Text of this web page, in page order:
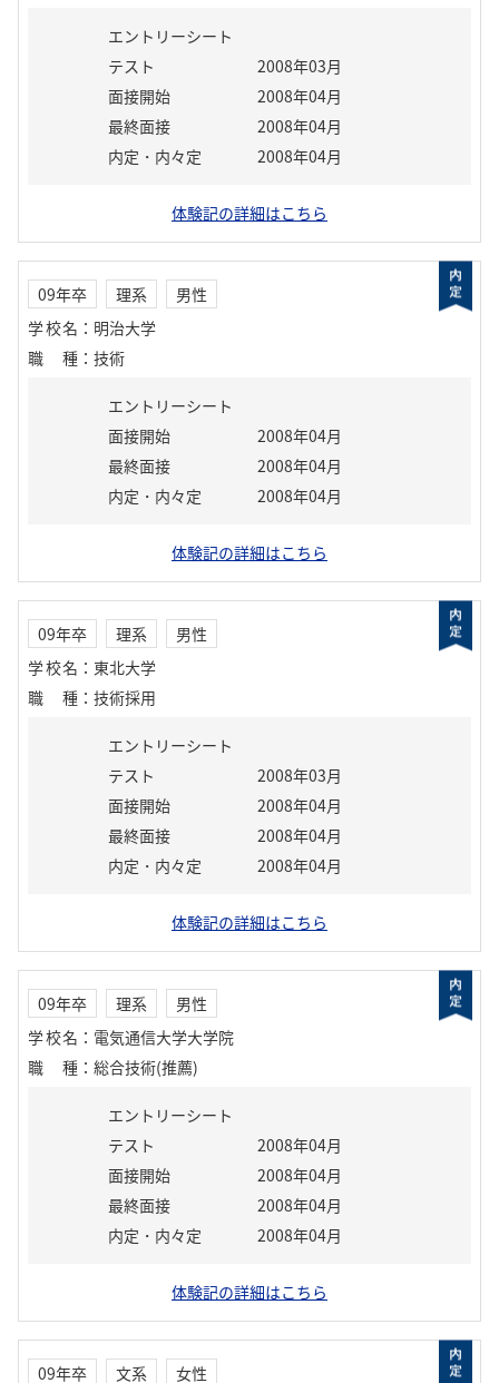
エントリーシート
テスト
2008年03月
面接開始
2008年04月
最終面接
2008年04月
内定・内々定
2008年04月
体験記の詳細はこちら
09年卒 理系
男性
学校名 ： 明治大学
職種 ： 技術
エントリーシート
面接開始
2008年04月
最終面接
2008年04月
内定・内々定
2008年04月
体験記の詳細はこちら
09年卒 理系
男性
学校名 ： 東北大学
職種 ： 技術採用
エントリーシート
テスト
2008年03月
面接開始
2008年04月
最終面接
2008年04月
内定・内々定
2008年04月
体験記の詳細はこちら
09年卒 理系
男性
学校名 ： 電気通信大学大学院
職種 ： 総合技術(推薦)
エントリーシート
テスト
2008年04月
面接開始
2008年04月
最終面接
2008年04月
内定・内々定
2008年04月
体験記の詳細はこちら
09年卒 文系 女性